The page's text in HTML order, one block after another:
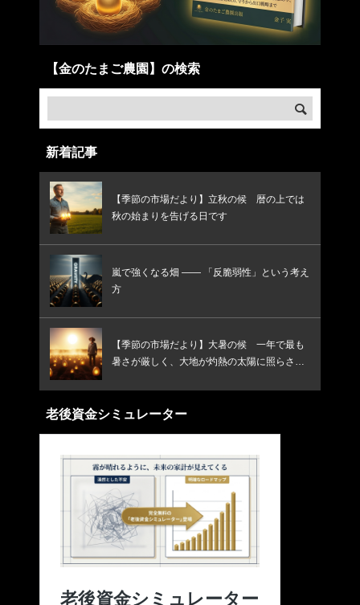
【金のたまご農園】の検索
新着記事
【季節の市場だより】立秋の候 暦の上では
秋の始まりを告げる日です
嵐で強くなる畑 —— 「反脆弱性」という考え
方
【季節の市場だより】大暑の候 一年で最も
暑さが厳しく、大地が灼熱の太陽に照らされ
老後資金シミュレーター